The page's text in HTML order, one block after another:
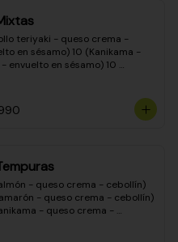
teriyaki - queso crema -
en sésamo) 10 (Kanikama -
envuelto en sésamo) 10
- envuelto en masa tempura)
- queso crema - cebollín
- queso crema - cebollín)
- queso crema - cebollín)
- queso crema -